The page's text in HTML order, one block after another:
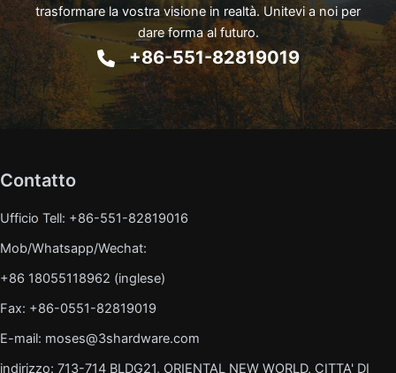
trasformare la vostra visione in realtà. Unitevi a noi per
dare forma al futuro.
+86-551-82819019
Contatto
Ufficio Tell: +86-551-82819016
Mob/Whatsapp/Wechat:
+86 18055118962 (inglese)
Fax: +86-0551-82819019
E-mail: moses@3shardware.com
indirizzo: 713-714 BLDG21, ORIENTAL NEW WORLD, CITTA' DI